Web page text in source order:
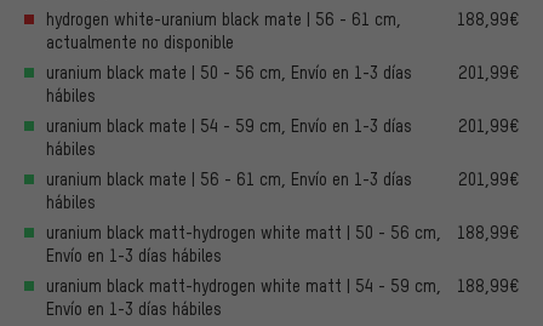
hydrogen white-uranium black mate | 56 - 61 cm,
actualmente no disponible
188,99€
uranium black mate | 50 - 56 cm, Envío en 1-3 días
hábiles
201,99€
uranium black mate | 54 - 59 cm, Envío en 1-3 días
hábiles
201,99€
uranium black mate | 56 - 61 cm, Envío en 1-3 días
hábiles
201,99€
uranium black matt-hydrogen white matt | 50 - 56 cm,
Envío en 1-3 días hábiles
188,99€
uranium black matt-hydrogen white matt | 54 - 59 cm,
Envío en 1-3 días hábiles
188,99€